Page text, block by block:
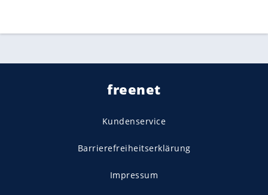
freenet
Kundenservice
Barrierefreiheitserklärung
Impressum